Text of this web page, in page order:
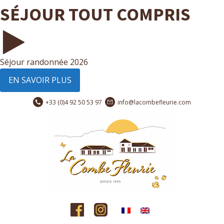
SÉJOUR TOUT COMPRIS
Séjour randonnée 2026
EN SAVOIR PLUS
+33 (0)4 92 50 53 97 info@lacombefleurie.com